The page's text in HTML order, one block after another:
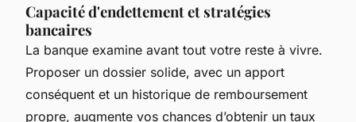
Capacité d'endettement et stratégies
bancaires
La banque examine avant tout votre reste à vivre.
Proposer un dossier solide, avec un apport
conséquent et un historique de remboursement
propre, augmente vos chances d’obtenir un taux